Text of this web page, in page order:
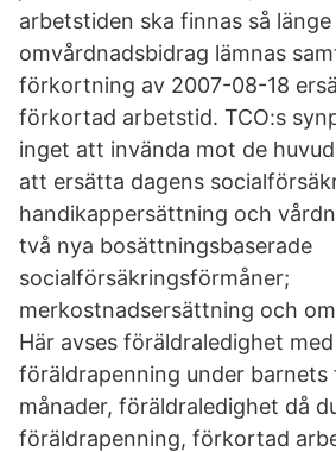
arbetstiden ska finnas så länge
omvårdnadsbidrag lämnas
förkortning av 2007-08-18
förkortad arbetstid. TCO:s
inget att invända mot de
att ersätta dagens
handikappersättning och
två nya bosättningsbaserade
socialförsäkringsförmåner;
merkostnadsersättning och
Här avses föräldraledighet
föräldrapenning under barnets
månader, föräldraledighet då
föräldrapenning, förkortad